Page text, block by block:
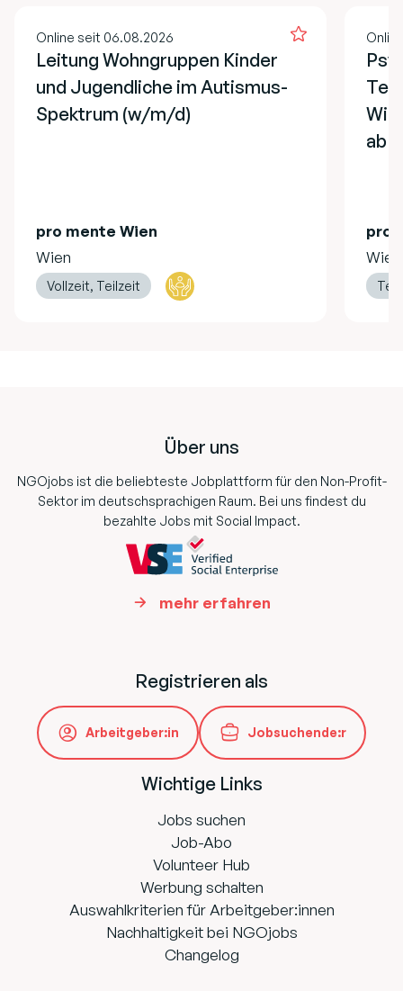
Online seit 06.08.2026
Leitung Wohngruppen Kinder
und Jugendliche im Autismus-
Spektrum (w/m/d)
pro mente Wien
Wien
Vollzeit, Teilzeit
ab
pro
Wien
Über uns
NGOjobs ist die beliebteste Jobplattform für den Non-Profit-
Sektor im deutschsprachigen Raum. Bei uns findest du
bezahlte Jobs mit Social Impact.
mehr erfahren
Registrieren als
Arbeitgeber:in Jobsuchende:r
Wichtige Links
Jobs suchen
Job-Abo
Volunteer Hub
Werbung schalten
Auswahlkriterien für Arbeitgeber:innen
Nachhaltigkeit bei NGOjobs
Changelog